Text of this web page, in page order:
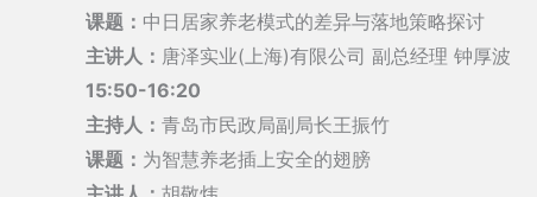
课题： 中日居家养老模式的差异与落地策略探讨
主讲人： 唐泽实业(上海)有限公司 副总经理 钟厚波
15:50-16:20
主持人： 青岛市民政局副局长王振竹
课题： 为智慧养老插上安全的翅膀